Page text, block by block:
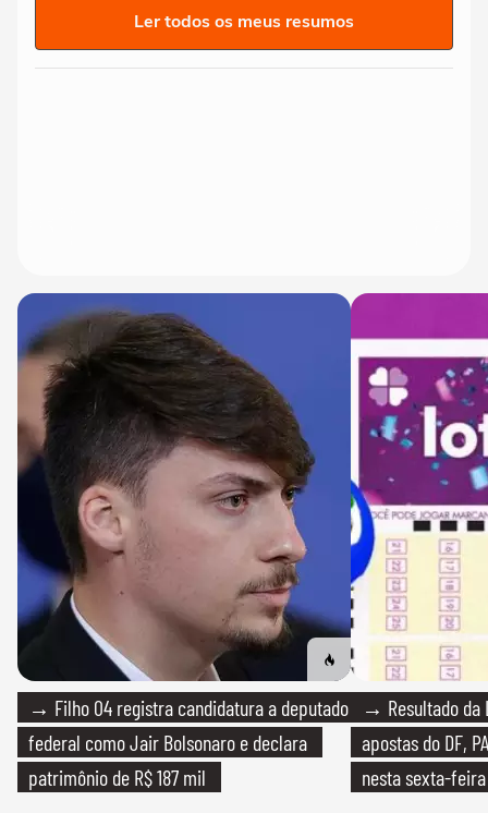
Ler todos os meus resumos
→ Filho 04 registra candidatura a deputado
federal como Jair Bolsonaro e declara
patrimônio de R$ 187 mil
→ Resultado da
apostas do DF,
nesta sexta-feira